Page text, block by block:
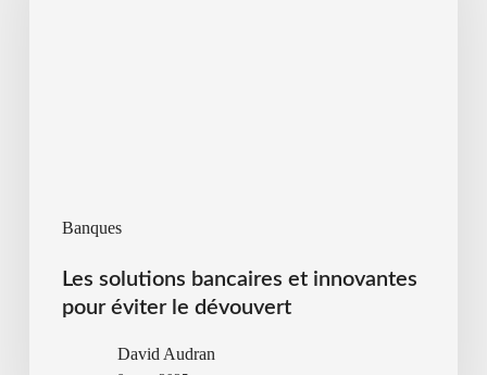
Banques
Les solutions bancaires et innovantes
pour éviter le dévouvert
David Audran